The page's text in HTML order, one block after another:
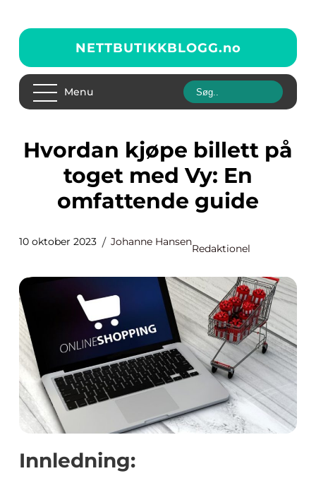
NETTBUTIKKBLOGG.no
Menu
Hvordan kjøpe billett på
toget med Vy: En
omfattende guide
10 oktober 2023 Johanne Hansen
Redaktionel
Innledning: